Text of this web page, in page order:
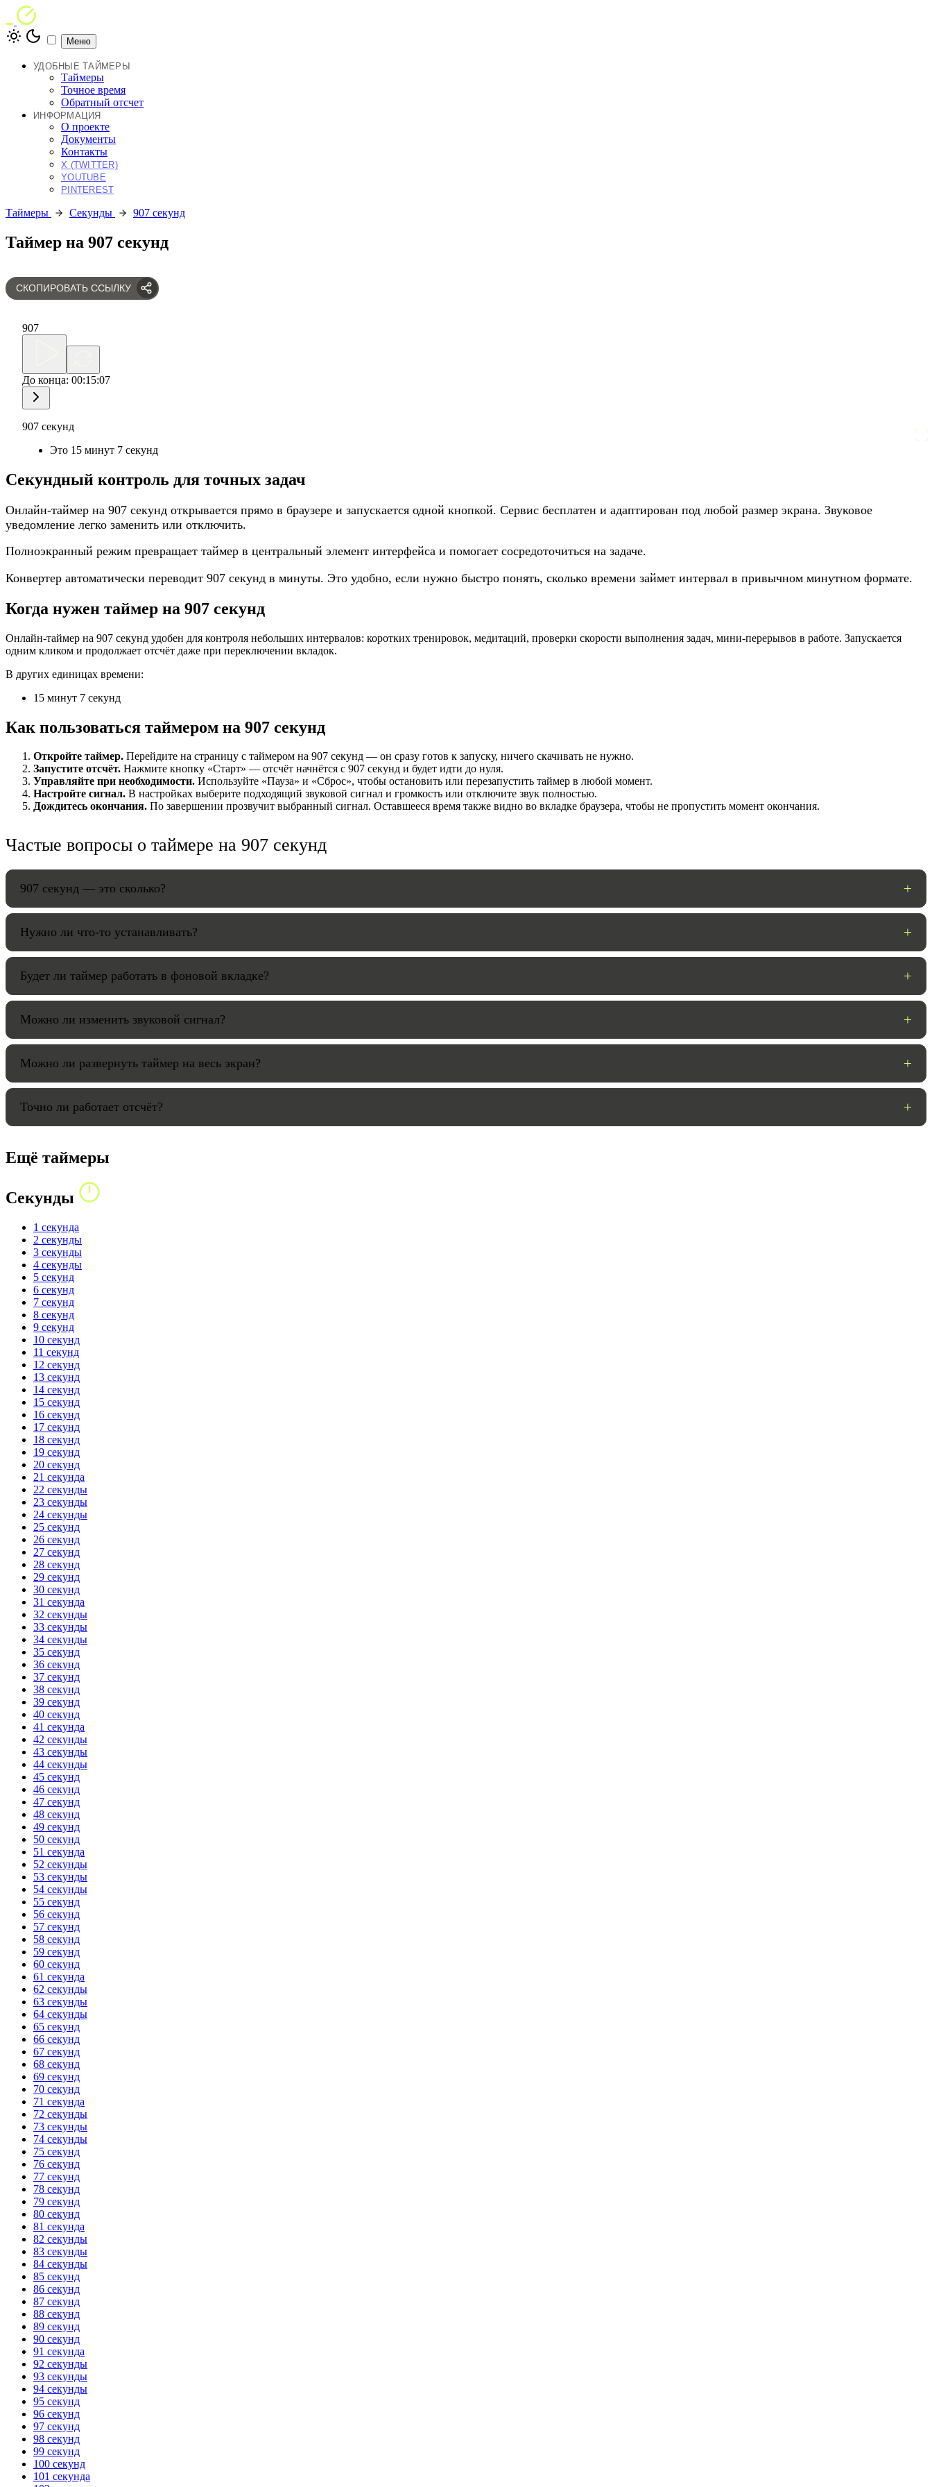
Меню
УДОБНЫЕ ТАЙМЕРЫ
Таймеры
Точное время
Обратный отсчет
ИНФОРМАЦИЯ
О проекте
Документы
Контакты
X (TWITTER)
YOUTUBE
PINTEREST
Таймеры Секунды 907 секунд
Таймер на 907 секунд
СКОПИРОВАТЬ ССЫЛКУ
907
До конца: 00:15:07
907 секунд
Это 15 минут 7 секунд
НАСТРОЙКИ
Громкость:
HANDY TIMERS
Секундный контроль для точных задач
Онлайн-таймер на 907 секунд открывается прямо в браузере и запускается одной кнопкой. Сервис бесплатен и адаптирован под любой размер экрана. Звуковое
уведомление легко заменить или отключить.
Полноэкранный режим превращает таймер в центральный элемент интерфейса и помогает сосредоточиться на задаче.
Конвертер автоматически переводит 907 секунд в минуты. Это удобно, если нужно быстро понять, сколько времени займет интервал в привычном минутном формате.
Когда нужен таймер на 907 секунд
Онлайн-таймер на 907 секунд удобен для контроля небольших интервалов: коротких тренировок, медитаций, проверки скорости выполнения задач, мини-перерывов в работе. Запускается
одним кликом и продолжает отсчёт даже при переключении вкладок.
В других единицах времени:
15 минут 7 секунд
Как пользоваться таймером на 907 секунд
Откройте таймер. Перейдите на страницу с таймером на 907 секунд — он сразу готов к запуску, ничего скачивать не нужно.
Запустите отсчёт. Нажмите кнопку «Старт» — отсчёт начнётся с 907 секунд и будет идти до нуля.
Управляйте при необходимости. Используйте «Пауза» и «Сброс», чтобы остановить или перезапустить таймер в любой момент.
Настройте сигнал. В настройках выберите подходящий звуковой сигнал и громкость или отключите звук полностью.
Дождитесь окончания. По завершении прозвучит выбранный сигнал. Оставшееся время также видно во вкладке браузера, чтобы не пропустить момент окончания.
Частые вопросы о таймере на 907 секунд
907 секунд — это сколько?
Нужно ли что-то устанавливать?
Будет ли таймер работать в фоновой вкладке?
Можно ли изменить звуковой сигнал?
Можно ли развернуть таймер на весь экран?
Точно ли работает отсчёт?
Ещё таймеры
Секунды
1 секунда
2 секунды
3 секунды
4 секунды
5 секунд
6 секунд
7 секунд
8 секунд
9 секунд
10 секунд
11 секунд
12 секунд
13 секунд
14 секунд
15 секунд
16 секунд
17 секунд
18 секунд
19 секунд
20 секунд
21 секунда
22 секунды
23 секунды
24 секунды
25 секунд
26 секунд
27 секунд
28 секунд
29 секунд
30 секунд
31 секунда
32 секунды
33 секунды
34 секунды
35 секунд
36 секунд
37 секунд
38 секунд
39 секунд
40 секунд
41 секунда
42 секунды
43 секунды
44 секунды
45 секунд
46 секунд
47 секунд
48 секунд
49 секунд
50 секунд
51 секунда
52 секунды
53 секунды
54 секунды
55 секунд
56 секунд
57 секунд
58 секунд
59 секунд
60 секунд
61 секунда
62 секунды
63 секунды
64 секунды
65 секунд
66 секунд
67 секунд
68 секунд
69 секунд
70 секунд
71 секунда
72 секунды
73 секунды
74 секунды
75 секунд
76 секунд
77 секунд
78 секунд
79 секунд
80 секунд
81 секунда
82 секунды
83 секунды
84 секунды
85 секунд
86 секунд
87 секунд
88 секунд
89 секунд
90 секунд
91 секунда
92 секунды
93 секунды
94 секунды
95 секунд
96 секунд
97 секунд
98 секунд
99 секунд
100 секунд
101 секунда